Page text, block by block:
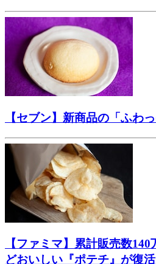
【セブン】新商品の「ふわ
【ファミマ】累計販売数
どおいしい『ポテチ』が復活